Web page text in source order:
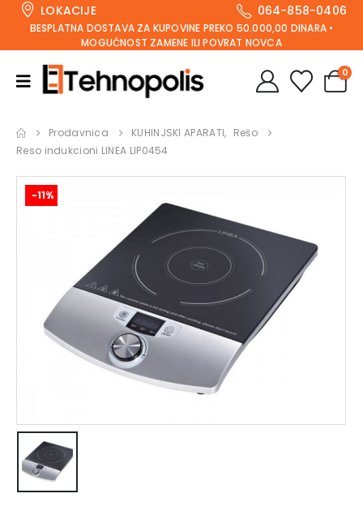
LOKACIJE 064-858-0406
BESPLATNA DOSTAVA ZA KUPOVINE PREKO 50.000,00 DINARA •
MOGUĆNOST ZAMENE ILI POVRAT NOVCA
0
Prodavnica KUHINJSKI APARATI, Rešo
Reso indukcioni LINEA LIP0454
-11%